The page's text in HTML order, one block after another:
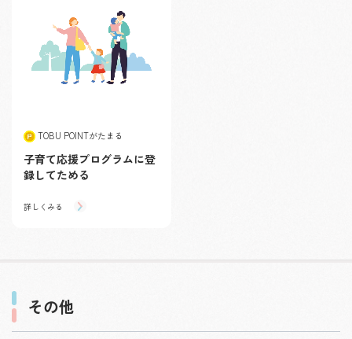
TOBU POINTがたまる
子育て応援プログラムに登
録してためる
詳しくみる
その他